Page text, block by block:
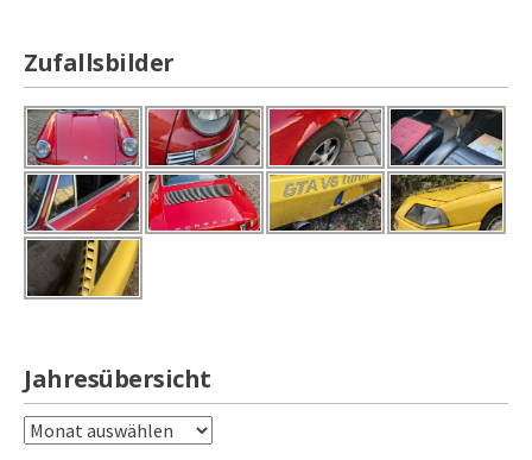
Zufallsbilder
Jahresübersicht
Jahresübersicht